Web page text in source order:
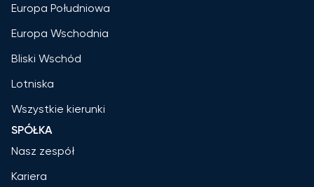
Europa Południowa
Europa Wschodnia
Bliski Wschód
Lotniska
Wszystkie kierunki
SPÓŁKA
Nasz zespół
Kariera